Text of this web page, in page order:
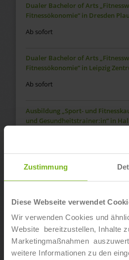
Zustimmung
Diese Webseite verwendet
Wir verwenden Cookies und
Website bereitzustellen, Inhalte
Marketingmaßnahmen
weitere Informationen zu den
Dualer Bachelor of Arts
Fitnessökonomie“ in Dresden
Ab sofort
Dualer Bachelor of Arts
Fitnessökonomie“ in Leipzig
Ab sofort
Ausbildung „Sport- und
und Gesundheitstrainer:in“ in
Dualer Bachelor of Arts
Fitnessökonomie“ in Hamburg
Dualer Bachelor of Arts
Fitnessökonomie“ in Hamburg
Ab sofort